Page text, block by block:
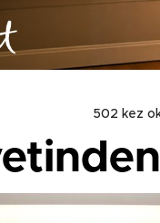
502 kez